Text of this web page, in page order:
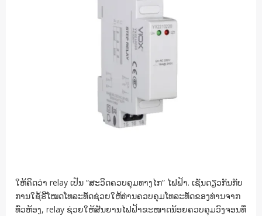
ໃຫ້ຄິດວ່າ relay ເປັນ “ສະວິດຄວບຄຸມທາງໄກ” ໄຟຟ້າ. ເຊັ່ນດຽວກັນກັບ
ການໃຊ້ຣີໂໝດໂທລະທັດຊ່ວຍໃຫ້ທ່ານຄວບຄຸມໂທລະທັດຂອງທ່ານຈາກ
ທົ່ວຫ້ອງ, relay ຊ່ວຍໃຫ້ສັນຍານໄຟຟ້າຂະໜາດນ້ອຍຄວບຄຸມວົງຈອນທີ່